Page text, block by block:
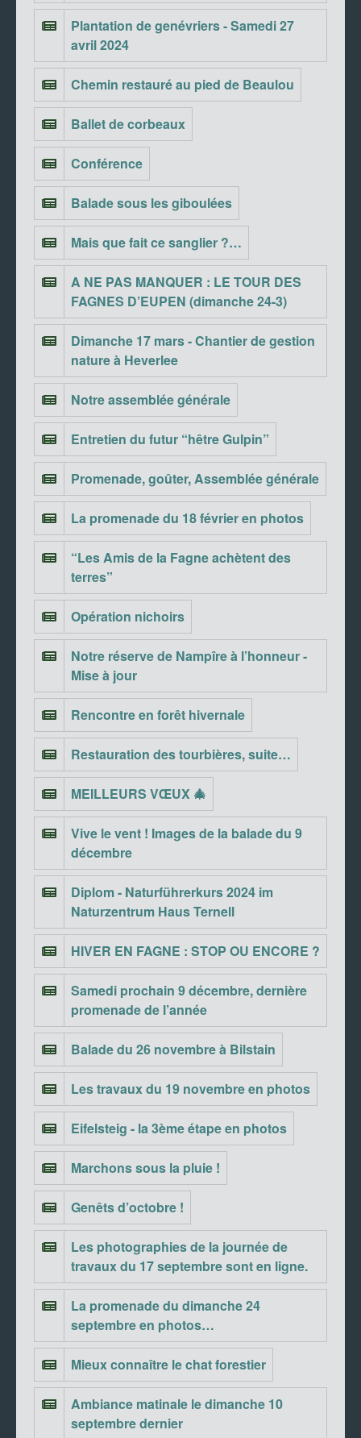
Plantation de genévriers - Samedi 27
avril 2024
Chemin restauré au pied de Beaulou
Ballet de corbeaux
Conférence
Balade sous les giboulées
Mais que fait ce sanglier ?…
A NE PAS MANQUER : LE TOUR DES
FAGNES D’EUPEN (dimanche 24-3)
Dimanche 17 mars - Chantier de gestion
nature à Heverlee
Notre assemblée générale
Entretien du futur “hêtre Gulpin”
Promenade, goûter, Assemblée générale
La promenade du 18 février en photos
“Les Amis de la Fagne achètent des
terres”
Opération nichoirs
Notre réserve de Nampîre à l’honneur -
Mise à jour
Rencontre en forêt hivernale
Restauration des tourbières, suite…
MEILLEURS VŒUX 🎄
Vive le vent ! Images de la balade du 9
décembre
Diplom - Naturführerkurs 2024 im
Naturzentrum Haus Ternell
HIVER EN FAGNE : STOP OU ENCORE ?
Samedi prochain 9 décembre, dernière
promenade de l’année
Balade du 26 novembre à Bilstain
Les travaux du 19 novembre en photos
Eifelsteig - la 3ème étape en photos
Marchons sous la pluie !
Genêts d’octobre !
Les photographies de la journée de
travaux du 17 septembre sont en ligne.
La promenade du dimanche 24
septembre en photos…
Mieux connaître le chat forestier
Ambiance matinale le dimanche 10
septembre dernier